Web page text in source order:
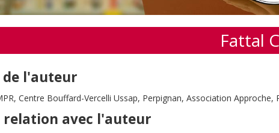
Fattal
de l'auteur
Centre Bouffard-Vercelli Ussap, Perpignan, Association
relation avec l'auteur